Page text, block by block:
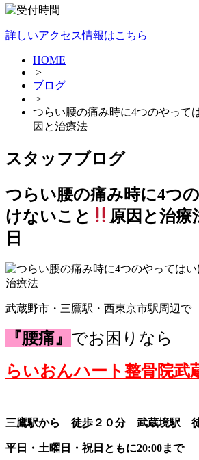
詳しいアクセス情報はこちら
HOME
>
ブログ
>
つらい腰の痛み時に4つのやって
因と治療法
スタッフブログ
つらい腰の痛み時に4つ
けないこと
原因と治療
日
武蔵野市・三鷹駅・西東京市駅周辺で
『腰痛』 でお困りなら
らいおんハート整骨院武
三鷹駅から 徒歩２０分 武蔵境駅
平日・土曜日・祝日ともに20:00まで